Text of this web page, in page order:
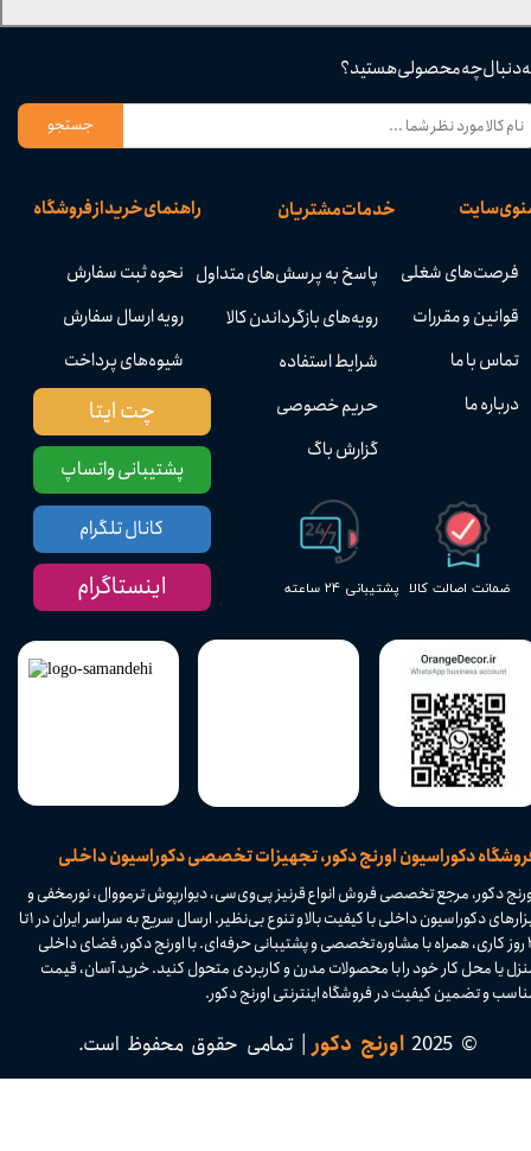
دکوراسیون اورنج دکور، تجهیزات تخصصی دکوراسیون داخلی
پشتیبانی ۲۴ ساعته ضمانت اصالت کالا
راهنمای خرید از فروشگاه
نحوه ثبت سفارش
رویه ارسال سفارش
شیوه‌های پرداخت
خدمات مشتریان
پاسخ به پرسش‌های متداول
رویه‌های بازگرداندن کالا
شرایط استفاده
حریم خصوصی
گزارش باگ
سایت
فرصت‌های شغلی
قوانین و مقررات
تماس با ما
درباره ما
دنبال چه محصولی هستید؟
جستجو
دکور، مرجع تخصصی فروش انواع قرنیز پی‌وی‌سی، دیوارپوش ترمووال، نورمخفی و
ابزارهای دکوراسیون داخلی با کیفیت بالا و تنوع بی‌نظیر. ارسال سریع به سراسر ایران در ۱ تا
۴ روز کاری، همراه با مشاوره تخصصی و پشتیبانی حرفه‌ای. با اورنج دکور، فضای داخلی
یا محل کار خود را با محصولات مدرن و کاربردی متحول کنید. خرید آسان، قیمت
و تضمین کیفیت در فروشگاه اینترنتی اورنج دکور.​​​​​​​
© 2025 اورنج دکور| تمامی حقوق محفوظ است.​​​​​​​
پشتیبانی واتساپ
چت ایتا
کانال تلگرام
اینستاگرام